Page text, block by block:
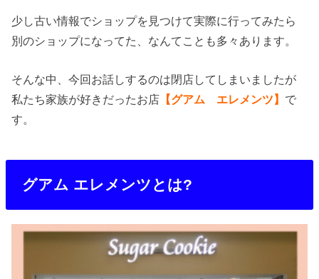
少し古い情報でショップを見つけて実際に行ってみたら
別のショップになってた、なんてことも多々あります。
そんな中、今回お話しするのは閉店してしまいましたが
私たち家族が好きだったお店 【グアム エレメンツ】 で
す。
グアム エレメンツとは?